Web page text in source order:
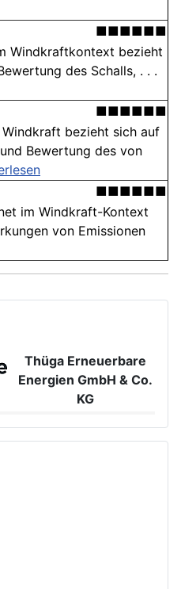
■■■■■■
Windkraftkontext bezieht
des Schalls, . . .
■■■■■■
bezieht sich auf
Bewertung des von
■■■■■■
im Windkraft-Kontext
von Emissionen
Thüga Erneuerbare
Energien GmbH & Co.
KG